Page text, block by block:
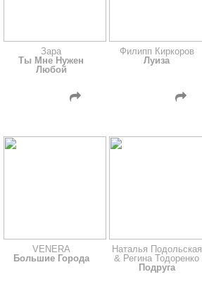
Зара
Ты Мне Нужен
Любой
Филипп Киркоров
Луиза
VENERA
Большие Города
Наталья Подольская
& Регина Тодоренко
Подруга